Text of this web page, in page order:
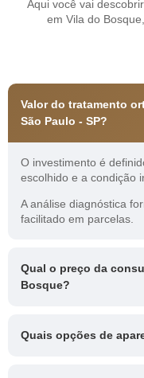
Aqui você vai
em Vila do
Valor do tratamento
São Paulo - SP?
O investimento é
escolhido e a condição
A análise diagnóstica
facilitado em parcelas.
Qual o preço da
Bosque?
Quais opções de